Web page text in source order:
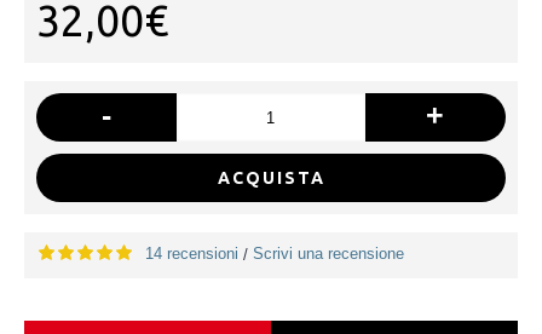
32,00€
- +
ACQUISTA
14 recensioni / Scrivi una recensione